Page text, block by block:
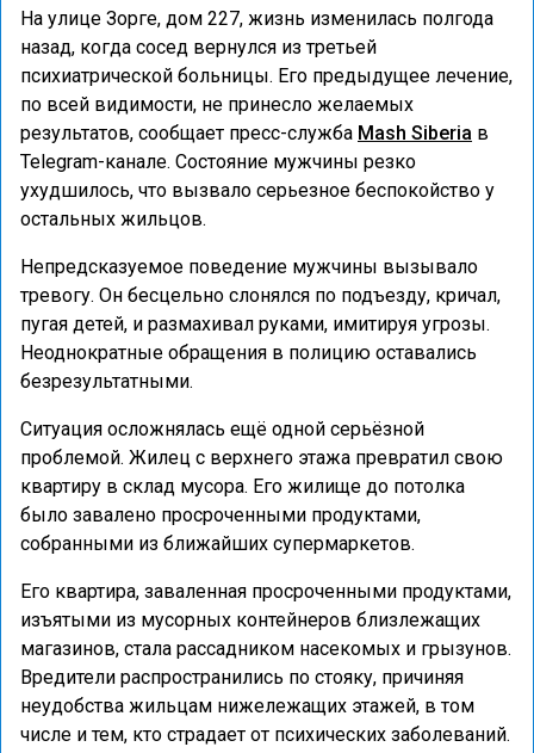
На улице Зорге, дом 227, жизнь изменилась полгода
назад, когда сосед вернулся из третьей
психиатрической больницы. Его предыдущее лечение,
по всей видимости, не принесло желаемых
результатов, сообщает пресс-служба Mash Siberia в
Telegram-канале. Состояние мужчины резко
ухудшилось, что вызвало серьезное беспокойство у
остальных жильцов.
Непредсказуемое поведение мужчины вызывало
тревогу. Он бесцельно слонялся по подъезду, кричал,
пугая детей, и размахивал руками, имитируя угрозы.
Неоднократные обращения в полицию оставались
безрезультатными.
Ситуация осложнялась ещё одной серьёзной
проблемой. Жилец с верхнего этажа превратил свою
квартиру в склад мусора. Его жилище до потолка
было завалено просроченными продуктами,
собранными из ближайших супермаркетов.
Его квартира, заваленная просроченными продуктами,
изъятыми из мусорных контейнеров близлежащих
магазинов, стала рассадником насекомых и грызунов.
Вредители распространились по стояку, причиняя
неудобства жильцам нижележащих этажей, в том
числе и тем, кто страдает от психических заболеваний.